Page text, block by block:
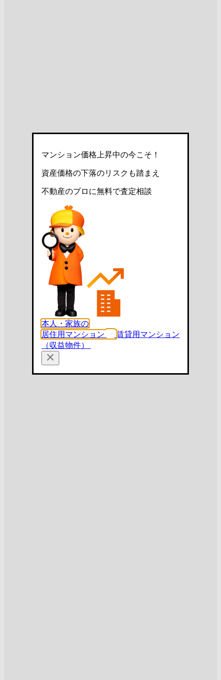
マンション価格上昇中の今こそ！
資産価格の下落のリスクも踏まえ
不動産のプロに無料で査定相談
本人・家族の
居住用マンション
賃貸用マンション
（収益物件）